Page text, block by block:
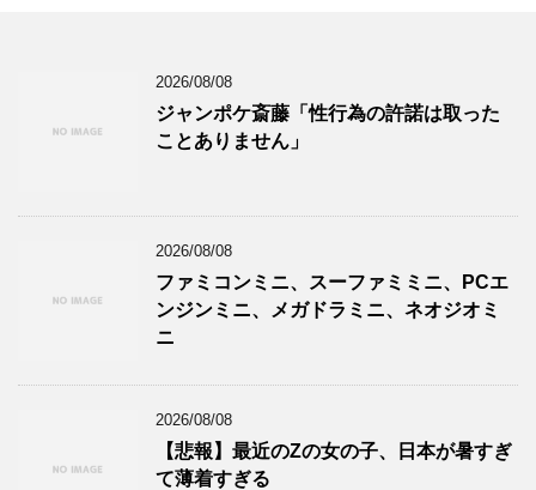
2026/08/08
ジャンポケ斎藤「性行為の許諾は取った
ことありません」
2026/08/08
ファミコンミニ、スーファミミニ、PCエ
ンジンミニ、メガドラミニ、ネオジオミ
ニ
2026/08/08
【悲報】最近のZの女の子、日本が暑すぎ
て薄着すぎる